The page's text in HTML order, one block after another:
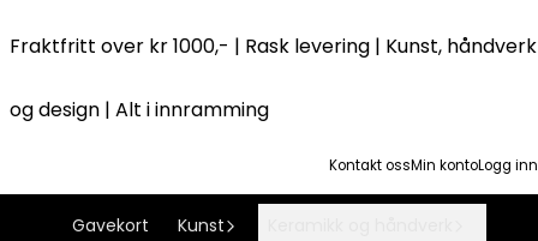
Fraktfritt over kr 1000,- | Rask levering | Kunst, håndverk
og design | Alt i innramming
Kontakt ossMin kontoLogg inn
Gavekort Kunst